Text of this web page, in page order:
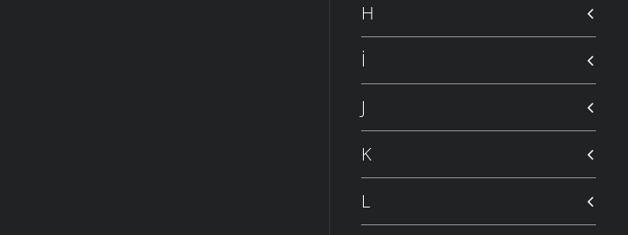
H
İ
J
K
L